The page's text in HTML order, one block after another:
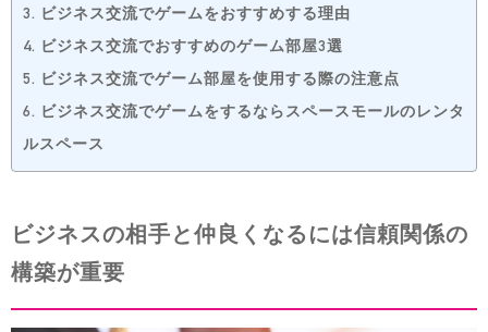
3. ビジネス交流でゲームをおすすめする理由
4. ビジネス交流でおすすめのゲーム部屋3選
5. ビジネス交流でゲーム部屋を使用する際の注意点
6. ビジネス交流でゲームをするならスペースモールのレンタ
ルスペース
ビジネスの相手と仲良くなるには信頼関係の
構築が重要